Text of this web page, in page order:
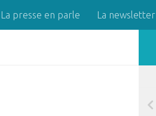
La presse en parle La newsletter